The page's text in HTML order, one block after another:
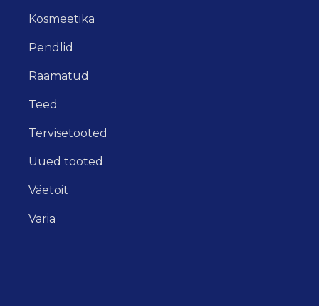
Kosmeetika
Pendlid
Raamatud
Teed
Tervisetooted
Uued tooted
Väetoit
Varia